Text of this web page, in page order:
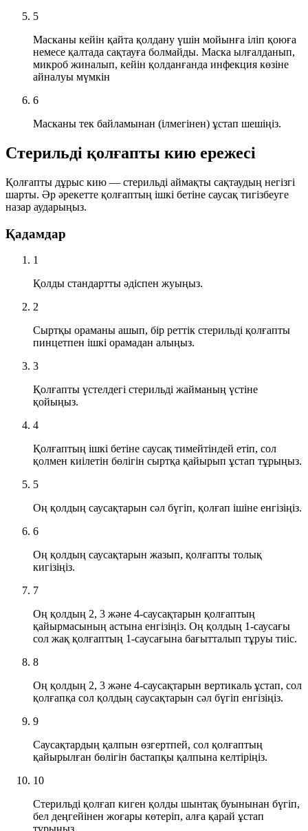
5
Масканы кейін қайта қолдану үшін мойынға іліп қоюға
немесе қалтада сақтауға болмайды. Маска ылғалданып,
микроб жиналып, кейін қолданғанда инфекция көзіне
айналуы мүмкін
6
Масканы тек байламынан (ілмегінен) ұстап шешіңіз.
Стерильді қолғапты кию ережесі
Қолғапты дұрыс кию — стерильді аймақты сақтаудың негізгі
шарты. Әр әрекетте қолғаптың ішкі бетіне саусақ тигізбеуге
назар аударыңыз.
Қадамдар
1
Қолды стандартты әдіспен жуыңыз.
2
Сыртқы ораманы ашып, бір реттік стерильді қолғапты
пинцетпен ішкі орамадан алыңыз.
3
Қолғапты үстелдегі стерильді жайманың үстіне
қойыңыз.
4
Қолғаптың ішкі бетіне саусақ тимейтіндей етіп, сол
қолмен киілетін бөлігін сыртқа қайырып ұстап тұрыңыз.
5
Оң қолдың саусақтарын сәл бүгіп, қолғап ішіне енгізіңіз.
6
Оң қолдың саусақтарын жазып, қолғапты толық
кигізіңіз.
7
Оң қолдың 2, 3 және 4-саусақтарын қолғаптың
қайырмасының астына енгізіңіз. Оң қолдың 1-саусағы
сол жақ қолғаптың 1-саусағына бағытталып тұруы тиіс.
8
Оң қолдың 2, 3 және 4-саусақтарын вертикаль ұстап, сол
қолғапқа сол қолдың саусақтарын сәл бүгіп енгізіңіз.
9
Саусақтардың қалпын өзгертпей, сол қолғаптың
қайырылған бөлігін бастапқы қалпына келтіріңіз.
10
Стерильді қолғап киген қолды шынтақ буынынан бүгіп,
бел деңгейінен жоғары көтеріп, алға қарай ұстап